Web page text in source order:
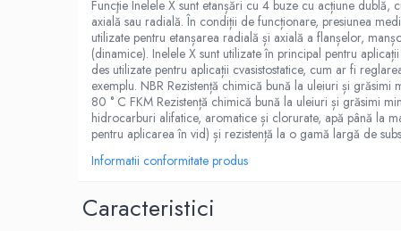
Placi din cauciuc spongios
EPDM Spongios
Placi din Marsit si Grafit
Marsit (clingherit)
Covoare cauciuc antiderapant
Covor din granule de cauciuc
Protectie la electrocutare
Carton electroizolant - Prespan
Funcţie Inelele X sunt etanșări cu 4 buze cu acțiune
axială sau radială. În condiții de funcționare, presiunea
utilizate pentru etanșarea radială și axială a flanșelor,
(dinamice). Inelele X sunt utilizate în principal pentru
des utilizate pentru aplicații cvasistostatice, cum ar fi
exemplu. NBR Rezistență chimică bună la uleiuri și
80 ° C FKM Rezistență chimică bună la uleiuri și grăsimi
hidrocarburi alifatice, aromatice și clorurate, apă până la
pentru aplicarea în vid) și rezistență la o gamă largă de
Informatii conformitate produs
Caracteristici